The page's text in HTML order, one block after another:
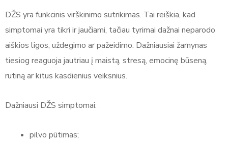
DŽS yra funkcinis virškinimo sutrikimas. Tai reiškia, kad
simptomai yra tikri ir jaučiami, tačiau tyrimai dažnai neparodo
aiškios ligos, uždegimo ar pažeidimo. Dažniausiai žarnynas
tiesiog reaguoja jautriau į maistą, stresą, emocinę būseną,
rutiną ar kitus kasdienius veiksnius.
Dažniausi DŽS simptomai:
pilvo pūtimas;